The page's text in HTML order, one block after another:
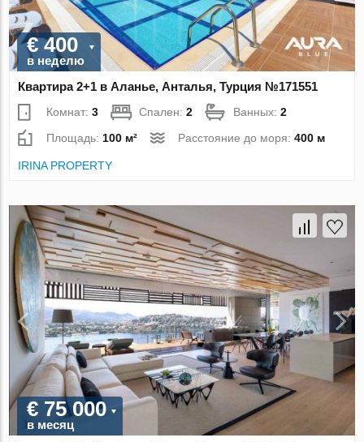
€ 400
в неделю
Квартира 2+1 в Аланье, Анталья, Турция №171551
Комнат:3 Спален:2 Ванных:2
Площадь:100 м² Расстояние до моря:400 м
IRINA PROPERTY
€ 75 000
в месяц